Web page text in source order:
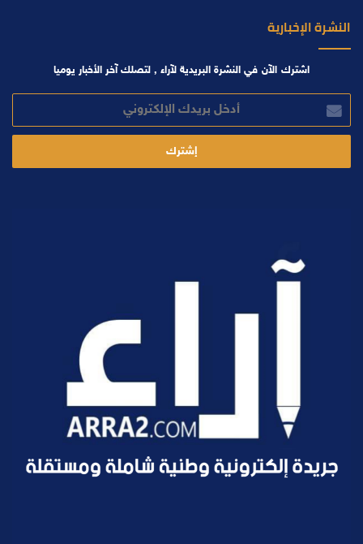
النشرة الإخبارية
اشترك الآن في النشرة البريدية لآراء , لتصلك آخر الأخبار يوميا
بريدك
الإلكتروني